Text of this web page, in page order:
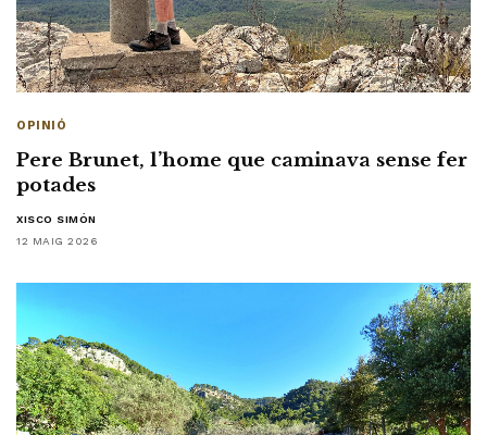
OPINIÓ
Pere Brunet, l’home que caminava sense fer
potades
XISCO SIMÓN
12 MAIG 2026